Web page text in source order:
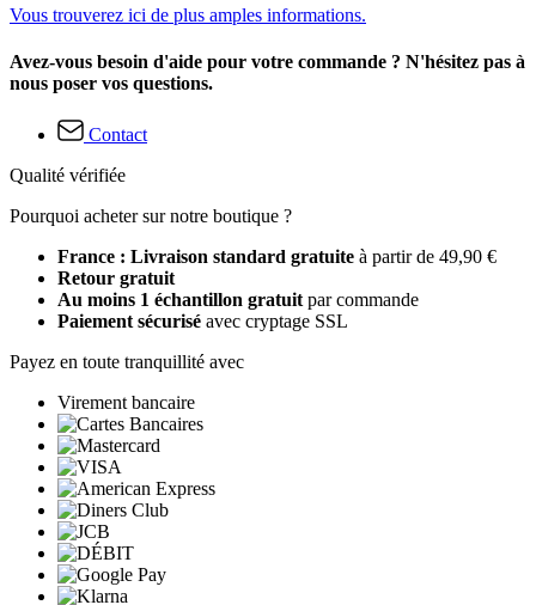
Vous trouverez ici de plus amples informations.
Avez-vous besoin d'aide pour votre commande ? N'hésitez pas à
nous poser vos questions.
Contact
Qualité vérifiée
Pourquoi acheter sur notre boutique ?
France : Livraison standard gratuite à partir de 49,90 €
Retour gratuit
Au moins 1 échantillon gratuitpar commande
Paiement sécurisé avec cryptage SSL
Payez en toute tranquillité avec
Virement bancaire